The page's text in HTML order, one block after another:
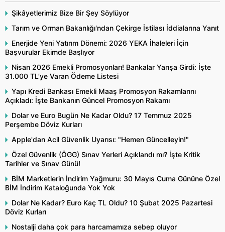
Şikâyetlerimiz Bize Bir Şey Söylüyor
Tarım ve Orman Bakanlığı'ndan Çekirge İstilası İddialarına Yanıt
Enerjide Yeni Yatırım Dönemi: 2026 YEKA İhaleleri İçin
Başvurular Ekimde Başlıyor
Nisan 2026 Emekli Promosyonları! Bankalar Yarışa Girdi: İşte
31.000 TL’ye Varan Ödeme Listesi
Yapı Kredi Bankası Emekli Maaş Promosyon Rakamlarını
Açıkladı: İşte Bankanın Güncel Promosyon Rakamı
Dolar ve Euro Bugün Ne Kadar Oldu? 17 Temmuz 2025
Perşembe Döviz Kurları
Apple'dan Acil Güvenlik Uyarısı: "Hemen Güncelleyin!"
Özel Güvenlik (ÖGG) Sınav Yerleri Açıklandı mı? İşte Kritik
Tarihler ve Sınav Günü!
BİM Marketlerin İndirim Yağmuru: 30 Mayıs Cuma Gününe Özel
BİM İndirim Kataloğunda Yok Yok
Dolar Ne Kadar? Euro Kaç TL Oldu? 10 Şubat 2025 Pazartesi
Döviz Kurları
Nostalji daha çok para harcamamıza sebep oluyor